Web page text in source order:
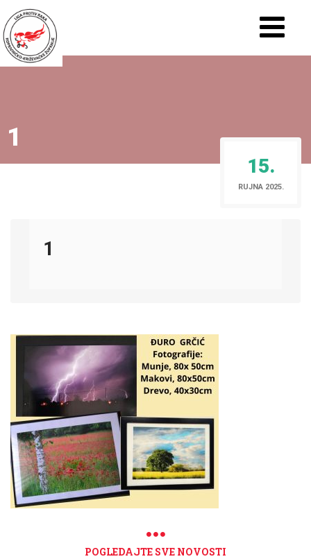
1
15.
RUJNA 2025.
1
POGLEDAJTE SVE NOVOSTI